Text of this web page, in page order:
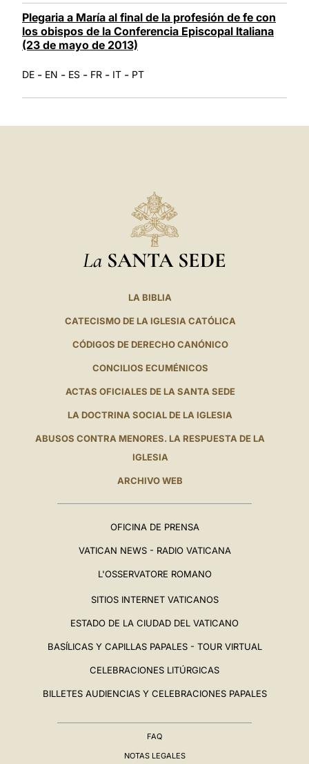
Plegaria a María al final de la profesión de fe con
los obispos de la Conferencia Episcopal Italiana
(23 de mayo de 2013)
DE - EN - ES - FR - IT - PT
La SANTA SEDE
LA BIBLIA
CATECISMO DE LA IGLESIA CATÓLICA
CÓDIGOS DE DERECHO CANÓNICO
CONCILIOS ECUMÉNICOS
ACTAS OFICIALES DE LA SANTA SEDE
LA DOCTRINA SOCIAL DE LA IGLESIA
ABUSOS CONTRA MENORES. LA RESPUESTA DE LA
IGLESIA
ARCHIVO WEB
OFICINA DE PRENSA
VATICAN NEWS - RADIO VATICANA
L'OSSERVATORE ROMANO
SITIOS INTERNET VATICANOS
ESTADO DE LA CIUDAD DEL VATICANO
BASÍLICAS Y CAPILLAS PAPALES - TOUR VIRTUAL
CELEBRACIONES LITÚRGICAS
BILLETES AUDIENCIAS Y CELEBRACIONES PAPALES
FAQ
NOTAS LEGALES